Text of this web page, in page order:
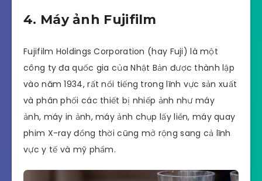
4. Máy ảnh Fujifilm
Fujifilm Holdings Corporation (hay Fuji) là một
công ty đa quốc gia của Nhật Bản được thành lập
vào năm 1934, rất nổi tiếng trong lĩnh vực sản xuất
và phân phối các thiết bị nhiếp ảnh như máy
ảnh, máy in ảnh, máy ảnh chụp lấy liền, máy quay
phim X-ray đồng thời cũng mở rộng sang cả lĩnh
vực y tế và mỹ phẩm.